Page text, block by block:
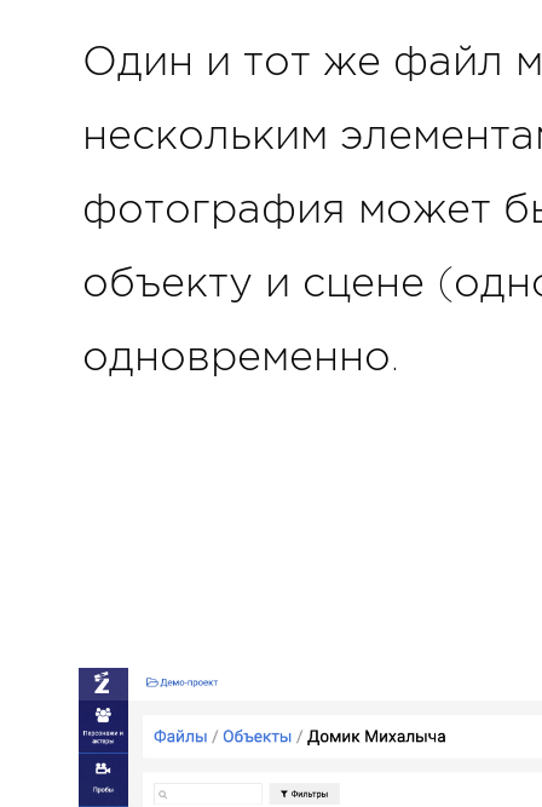
Один и тот же файл
нескольким
фотография может
объекту и сцене
одновременно.